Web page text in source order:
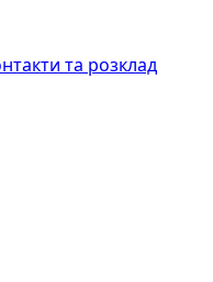
та розклад